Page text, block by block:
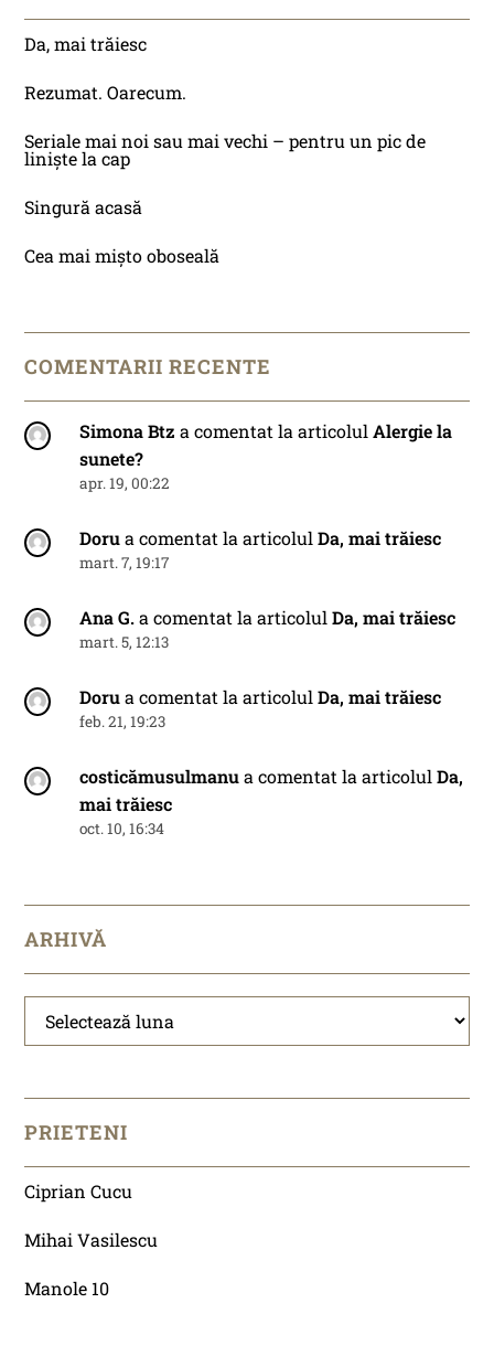
Da, mai trăiesc
Rezumat. Oarecum.
Seriale mai noi sau mai vechi – pentru un pic de
liniște la cap
Singură acasă
Cea mai mișto oboseală
COMENTARII RECENTE
Simona Btz a comentat la articolulAlergie la
sunete?
apr. 19, 00:22
Dorua comentat la articolulDa, mai trăiesc
mart. 7, 19:17
Ana G.a comentat la articolulDa, mai trăiesc
mart. 5, 12:13
Dorua comentat la articolulDa, mai trăiesc
feb. 21, 19:23
costicămusulmanua comentat la articolulDa,
mai trăiesc
oct. 10, 16:34
ARHIVĂ
Arhivă
PRIETENI
Ciprian Cucu
Mihai Vasilescu
Manole 10